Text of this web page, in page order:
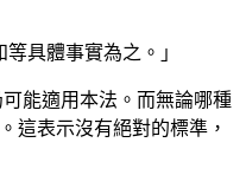
具體事實為之。」
能適用本法。而無論哪種
。這表示沒有絕對的標準，